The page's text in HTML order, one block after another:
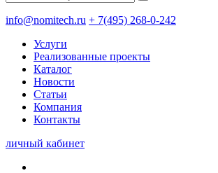
info@nomitech.ru + 7(495) 268-0-242
Услуги
Реализованные проекты
Каталог
Новости
Статьи
Компания
Контакты
личный кабинет